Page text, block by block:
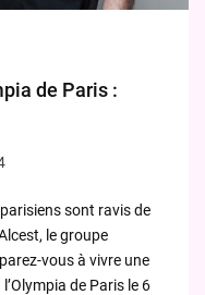
de Paris :
sont ravis de
le groupe
vous à vivre une
de Paris le 6